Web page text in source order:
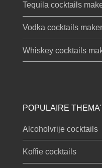
Tequila cocktails
Vodka cocktails
Whiskey cocktails
POPULAIRE
Alcoholvrije cocktails
Koffie cocktails